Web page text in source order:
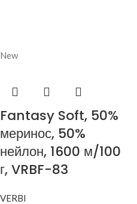
New
Fantasy Soft, 50%
меринос, 50%
нейлон, 1600 м/100
г, VRBF-83
VERBI